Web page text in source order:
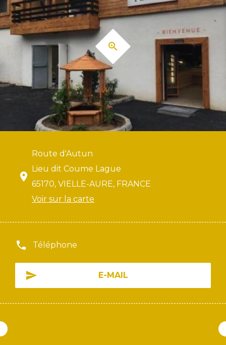
Route d'Autun
Lieu dit Coume Lague
65170, VIELLE-AURE, FRANCE
Voir sur la carte
Téléphone
E-MAIL